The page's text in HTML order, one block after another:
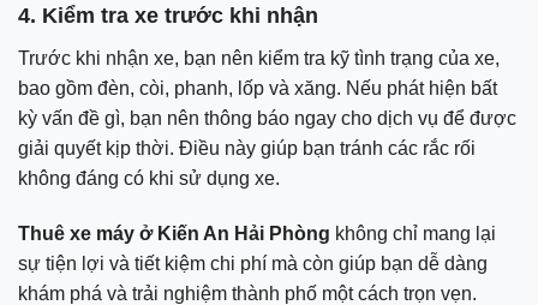
4. Kiểm tra xe trước khi nhận
Trước khi nhận xe, bạn nên kiểm tra kỹ tình trạng của xe,
bao gồm đèn, còi, phanh, lốp và xăng. Nếu phát hiện bất
kỳ vấn đề gì, bạn nên thông báo ngay cho dịch vụ để được
giải quyết kịp thời. Điều này giúp bạn tránh các rắc rối
không đáng có khi sử dụng xe.
Thuê xe máy ở Kiến An Hải Phòng không chỉ mang lại
sự tiện lợi và tiết kiệm chi phí mà còn giúp bạn dễ dàng
khám phá và trải nghiệm thành phố một cách trọn vẹn.